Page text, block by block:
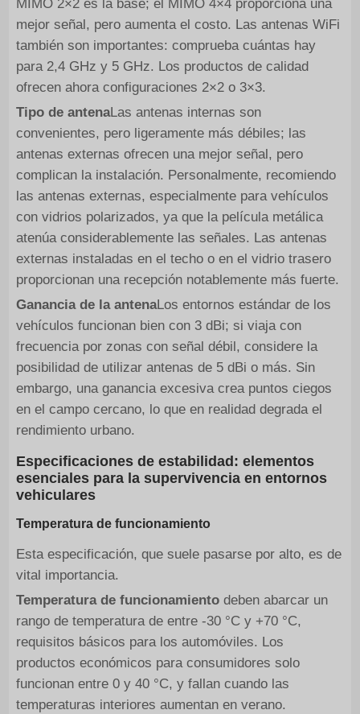
MIMO 2×2 es la base; el MIMO 4×4 proporciona una
mejor señal, pero aumenta el costo. Las antenas WiFi
también son importantes: comprueba cuántas hay
para 2,4 GHz y 5 GHz. Los productos de calidad
ofrecen ahora configuraciones 2×2 o 3×3.
Tipo de antenaLas antenas internas son
convenientes, pero ligeramente más débiles; las
antenas externas ofrecen una mejor señal, pero
complican la instalación. Personalmente, recomiendo
las antenas externas, especialmente para vehículos
con vidrios polarizados, ya que la película metálica
atenúa considerablemente las señales. Las antenas
externas instaladas en el techo o en el vidrio trasero
proporcionan una recepción notablemente más fuerte.
Ganancia de la antenaLos entornos estándar de los
vehículos funcionan bien con 3 dBi; si viaja con
frecuencia por zonas con señal débil, considere la
posibilidad de utilizar antenas de 5 dBi o más. Sin
embargo, una ganancia excesiva crea puntos ciegos
en el campo cercano, lo que en realidad degrada el
rendimiento urbano.
Especificaciones de estabilidad: elementos
esenciales para la supervivencia en entornos
vehiculares
Temperatura de funcionamiento
Esta especificación, que suele pasarse por alto, es de
vital importancia.
Temperatura de funcionamientodeben abarcar un
rango de temperatura de entre -30 °C y +70 °C,
requisitos básicos para los automóviles. Los
productos económicos para consumidores solo
funcionan entre 0 y 40 °C, y fallan cuando las
temperaturas interiores aumentan en verano.